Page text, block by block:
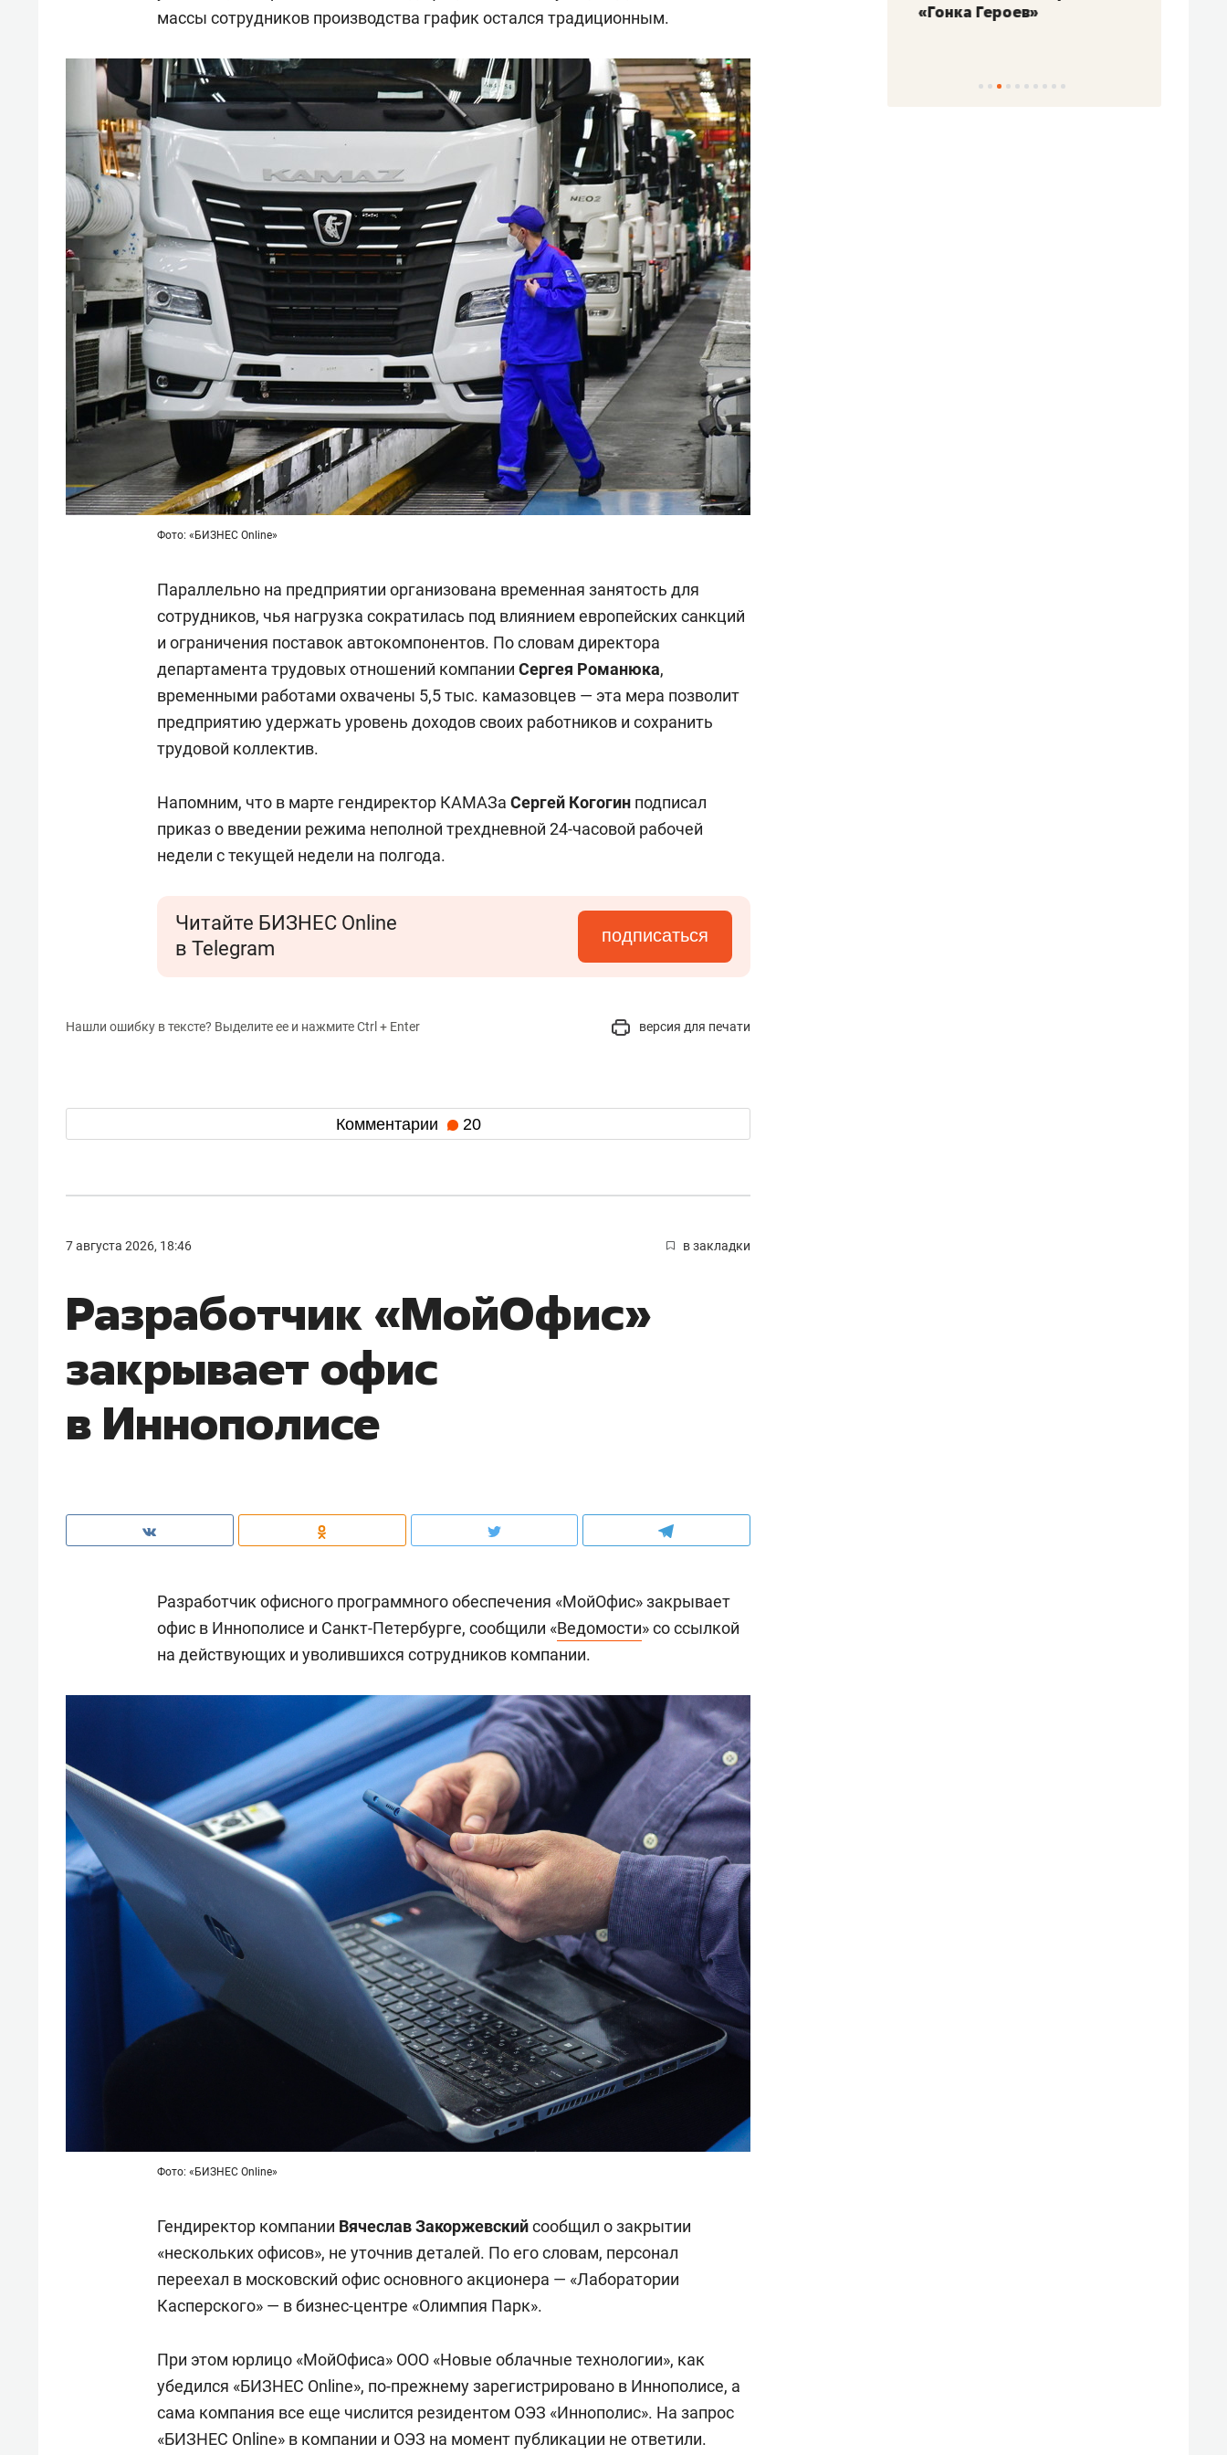
массы сотрудников производства график остался традиционным.
Фото: «БИЗНЕС Online»
Параллельно на предприятии организована временная занятость для
сотрудников, чья нагрузка сократилась под влиянием европейских санкций
и ограничения поставок автокомпонентов. По словам директора
департамента трудовых отношений компании Сергея Романюка,
временными работами охвачены 5,5 тыс. камазовцев — эта мера позволит
предприятию удержать уровень доходов своих работников и сохранить
трудовой коллектив.
Напомним, что в марте гендиректор КАМАЗа Сергей Когогин подписал
приказ о введении режима неполной трехдневной 24-часовой рабочей
недели с текущей недели на полгода.
Читайте БИЗНЕС Online
в Telegram
подписаться
Нашли ошибку в тексте? Выделите ее и нажмите Ctrl + Enter версия для печати
Комментарии 20
7 августа 2026, 18:46 в закладки
Разработчик «МойОфис»
закрывает офис
в Иннополисе
Разработчик офисного программного обеспечения «МойОфис» закрывает
офис в Иннополисе и Санкт-Петербурге, сообщили «Ведомости» со ссылкой
на действующих и уволившихся сотрудников компании.
Фото: «БИЗНЕС Online»
Гендиректор компании Вячеслав Закоржевскийсообщил о закрытии
«нескольких офисов», не уточнив деталей. По его словам, персонал
переехал в московский офис основного акционера — «Лаборатории
Касперского» — в бизнес-центре «Олимпия Парк».
При этом юрлицо «МойОфиса» ООО «Новые облачные технологии», как
убедился «БИЗНЕС Online», по-прежнему зарегистрировано в Иннополисе, а
сама компания все еще числится резидентом ОЭЗ «Иннополис». На запрос
«БИЗНЕС Online» в компании и ОЭЗ на момент публикации не ответили.
состоянием как основа
«Гонка Героев»